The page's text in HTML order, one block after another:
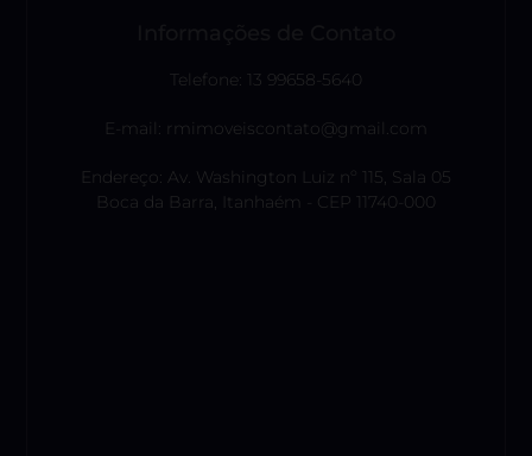
Telefone: 13 99658-5640
E-mail: rmimoveiscontato@gmail.com
Endereço: Av. Washington Luiz nº 115, Sala 05
Boca da Barra, Itanhaém - CEP 11740-000